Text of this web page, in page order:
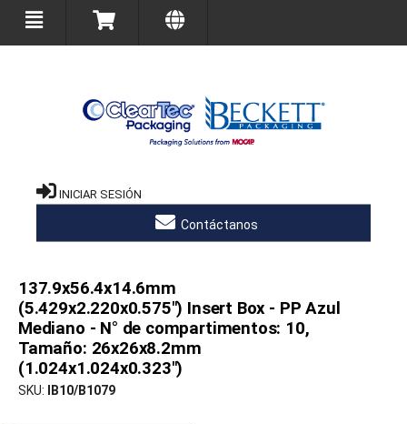
INICIAR SESIÓN
Contáctanos
137.9x56.4x14.6mm
(5.429x2.220x0.575") Insert Box - PP Azul
Mediano - N° de compartimentos: 10,
Tamaño: 26x26x8.2mm
(1.024x1.024x0.323")
SKU IB10/B1079